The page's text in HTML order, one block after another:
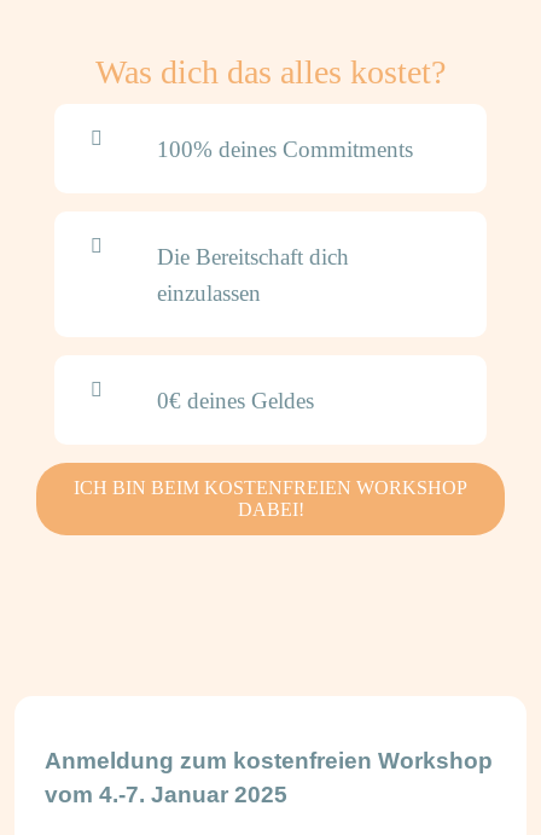
Was dich das alles kostet?
100% deines Commitments
Die Bereitschaft dich
einzulassen
0€ deines Geldes
ICH BIN BEIM KOSTENFREIEN WORKSHOP
DABEI!
Anmeldung zum kostenfreien Workshop
vom 4.-7. Januar 2025